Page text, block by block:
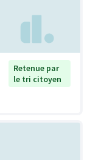
Retenue par
le tri citoyen